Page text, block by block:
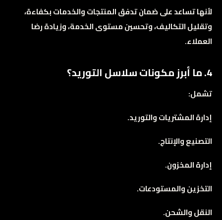
لأنها تساعد على ضمان تدفق المنتجات والخدمات بكفاءة،
وتقليل التكاليف، وتحسين مستوى الخدمة، وزيادة رضا
العملاء.
4. ما أبرز مكونات سلاسل التوريد؟
تشمل:
إدارة المشتريات والتوريد.
التصنيع والإنتاج.
إدارة المخزون.
التخزين والمستودعات.
النقل والشحن.